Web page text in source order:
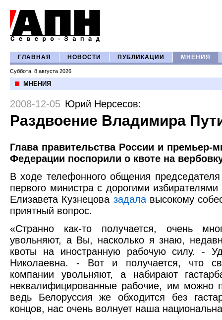
ГЛАВНАЯ НОВОСТИ ПУБЛИКАЦИИ МНЕНИЯ
Суббота, 8 августа 2026
МНЕНИЯ
2008-12-05 Юрий Нерсесов:
Раздвоение Владимира
Глава правительства России и премьер-
Федерации поспорили о квоте на
В ходе телефонного общения
первого министра с дорогими
Елизавета Кузнецова задалавысокому
приятный вопрос.
«Странно как-то получается, очень
увольняют, а Вы, насколько я знаю,
квоты на иностранную рабочую силу. -
Николаевна. - Вот и получается, что
компании увольняют, а набирают
неквалифицированные рабочие, им можно
ведь Белоруссия же обходится без
концов, нас очень волнует наша